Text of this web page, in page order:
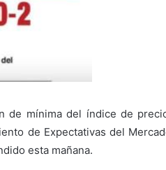
de mínima del índice de
de Expectativas del
esta mañana.